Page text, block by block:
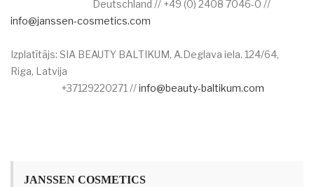
Deutschland // +49 (0) 2408 7046-0 //
info@janssen-cosmetics.com
Izplatītājs: SIA BEAUTY BALTIKUM, A.Deglava iela. 124/64,
Riga, Latvija
+37129220271 //info@beauty-baltikum.com
JANSSEN COSMETICS